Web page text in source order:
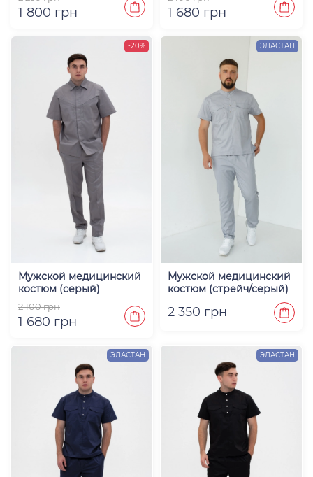
1 800 грн 1 680 грн
-20%
Мужской медицинский
костюм (серый)
"Стефан"
2 100 грн
1 680 грн
ЭЛАСТАН
Мужской медицинский
костюм (стрейч/серый)
2 350 грн
ЭЛАСТАН ЭЛАСТАН